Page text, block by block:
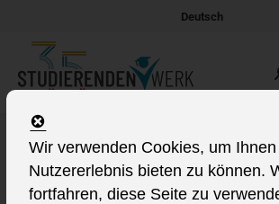
Deutsch
Tages-Archive:6. Juli
Sie
Wir verwenden Cookies, um
Nutzererlebnis bieten zu können.
fortfahren, diese Seite zu